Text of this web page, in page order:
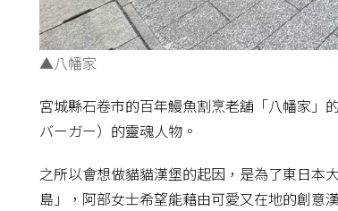
▲八幡家
宮城縣石卷市的百年鰻魚割烹老舖「八幡家」
バーガー）的靈魂人物。
之所以會想做貓貓漢堡的起因，是為了東日本
島」，阿部女士希望能藉由可愛又在地的創意